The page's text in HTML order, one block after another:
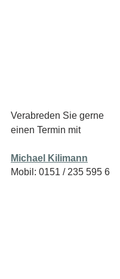
Verabreden Sie gerne
einen Termin mit
Michael Kilimann
Mobil: 0151 / 235 595 6